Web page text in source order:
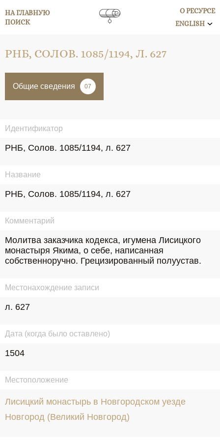
НА ГЛАВНУЮ
ПОИСК
О РЕСУРСЕ
ENGLISH
РНБ, СОЛОВ. 1085/1194, Л. 627
Общие сведения 07
Идентификатор
РНБ, Солов. 1085/1194, л. 627
Название
РНБ, Солов. 1085/1194, л. 627
Комментарий
Молитва заказчика кодекса, игумена Лисицкого
монастыря Якима, о себе, написанная
собственноручно. Грецизированный полуустав.
Местонахождение записи
л. 627
Дата (когда было оставлено)
1504
Местоположение
Лисицкий монастырь в Новгородском уезде
Новгород (Великий Новгород)